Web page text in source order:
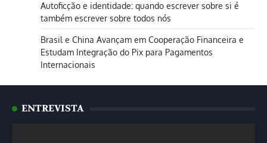
Autoficção e identidade: quando escrever sobre si é
também escrever sobre todos nós
Brasil e China Avançam em Cooperação Financeira e
Estudam Integração do Pix para Pagamentos
Internacionais
ENTREVISTA